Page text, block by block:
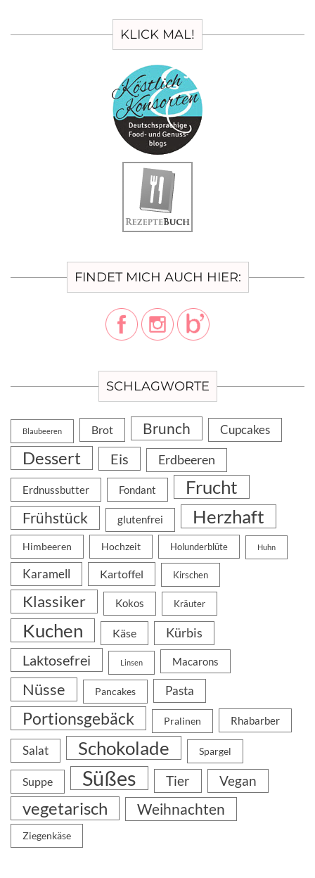
KLICK MAL!
FINDET MICH AUCH HIER:
SCHLAGWORTE
Blaubeeren Brot Brunch Cupcakes
Dessert Eis Erdbeeren
Erdnussbutter Fondant Frucht
Frühstück glutenfrei Herzhaft
Himbeeren Hochzeit Holunderblüte Huhn
Karamell Kartoffel Kirschen
Klassiker Kokos Kräuter
Kuchen Käse Kürbis
Laktosefrei Linsen Macarons
Nüsse Pancakes Pasta
Portionsgebäck Pralinen Rhabarber
Salat Schokolade Spargel
Suppe Süßes Tier Vegan
vegetarisch Weihnachten
Ziegenkäse